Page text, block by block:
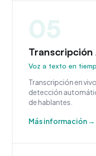
05
Transcripción
Voz a texto en
Transcripción en
detección
de hablantes.
Más información →